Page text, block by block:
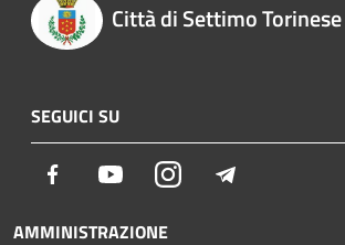
Città di Settimo Torinese
SEGUICI SU
Facebook YoutubeInstagram
AMMINISTRAZIONE